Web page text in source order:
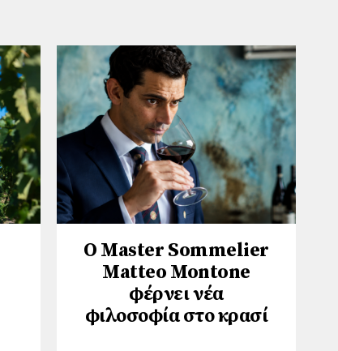
Ο Master Sommelier
Matteo Montone
φέρνει νέα
φιλοσοφία στο κρασί